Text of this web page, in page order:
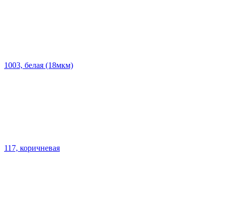
1003, белая (18мкм)
117, коричневая